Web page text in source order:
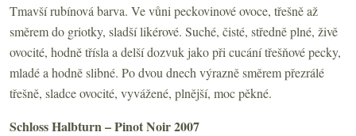
Tmavší rubínová barva. Ve vůni peckovinové ovoce, třešně až
směrem do griotky, sladší likérové. Suché, čisté, středně plné, živě
ovocité, hodně třísla a delší dozvuk jako při cucání třešňové pecky,
mladé a hodně slibné. Po dvou dnech výrazně směrem přezrálé
třešně, sladce ovocité, vyvážené, plnější, moc pěkné.
Schloss Halbturn – Pinot Noir 2007